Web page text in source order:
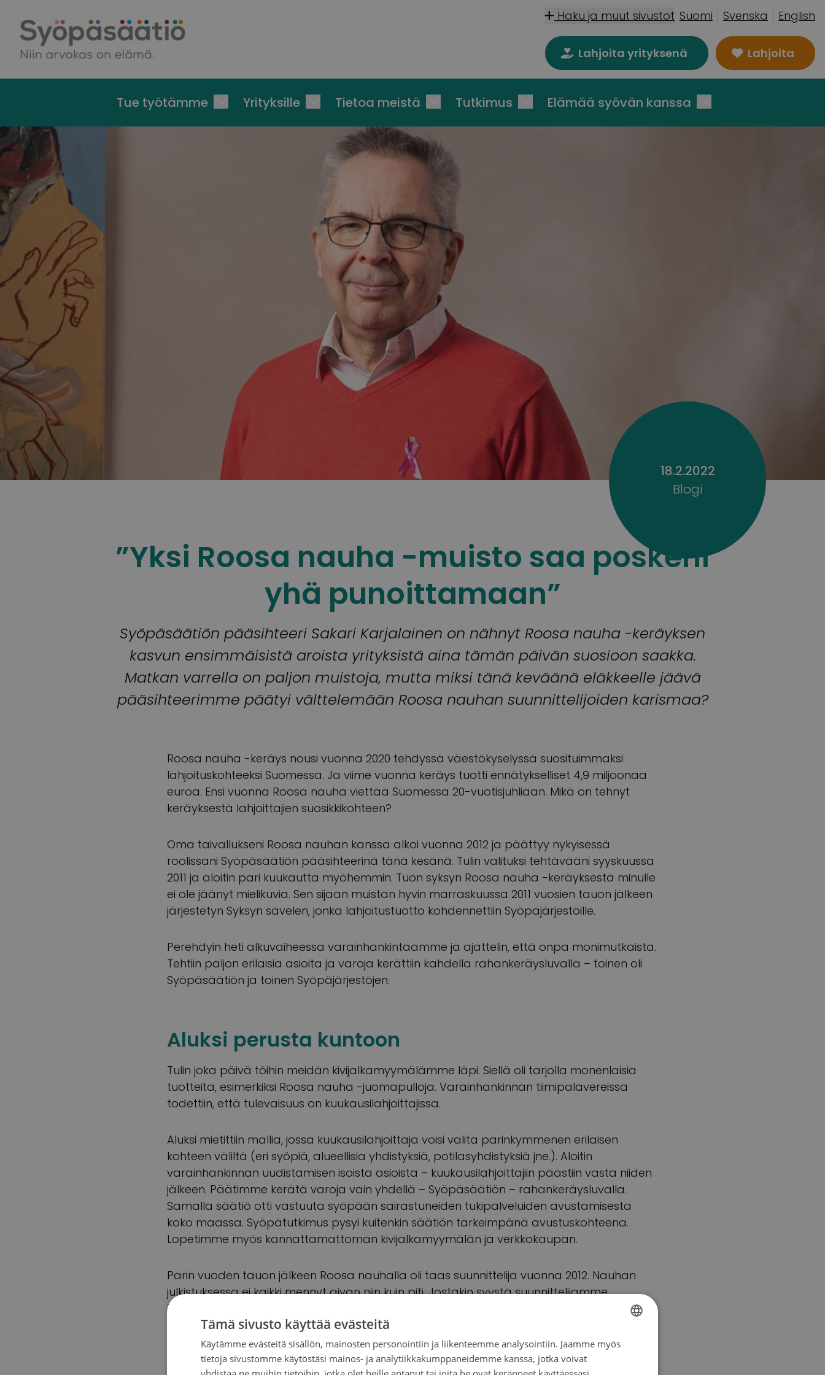
Haku ja muut sivustot Suomi Svenska English
Lahjoita yrityksenä Lahjoita
Tue työtämme Yrityksille Tietoa meistä Tutkimus Elämää syövän kanssa
18.2.2022
Blogi
”Yksi Roosa nauha -muisto saa poskeni
yhä punoittamaan”
Syöpäsäätiön pääsihteeri Sakari Karjalainen on nähnyt Roosa nauha -keräyksen
kasvun ensimmäisistä aroista yrityksistä aina tämän päivän suosioon saakka.
Matkan varrella on paljon muistoja, mutta miksi tänä keväänä eläkkeelle jäävä
pääsihteerimme päätyi välttelemään Roosa nauhan suunnittelijoiden karismaa?
Roosa nauha -keräys nousi vuonna 2020 tehdyssä väestökyselyssä suosituimmaksi
lahjoituskohteeksi Suomessa. Ja viime vuonna keräys tuotti ennätykselliset 4,9 miljoonaa
euroa. Ensi vuonna Roosa nauha viettää Suomessa 20-vuotisjuhliaan. Mikä on tehnyt
keräyksestä lahjoittajien suosikkikohteen?
Oma taivallukseni Roosa nauhan kanssa alkoi vuonna 2012 ja päättyy nykyisessä
roolissani Syöpäsäätiön pääsihteerinä tänä kesänä. Tulin valituksi tehtävääni syyskuussa
2011 ja aloitin pari kuukautta myöhemmin. Tuon syksyn Roosa nauha -keräyksestä minulle
ei ole jäänyt mielikuvia. Sen sijaan muistan hyvin marraskuussa 2011 vuosien tauon jälkeen
järjestetyn Syksyn sävelen, jonka lahjoitustuotto kohdennettiin Syöpäjärjestöille.
Perehdyin heti alkuvaiheessa varainhankintaamme ja ajattelin, että onpa monimutkaista.
Tehtiin paljon erilaisia asioita ja varoja kerättiin kahdella rahankeräysluvalla – toinen oli
Syöpäsäätiön ja toinen Syöpäjärjestöjen.
Aluksi perusta kuntoon
Tulin joka päivä töihin meidän kivijalkamyymälämme läpi. Siellä oli tarjolla monenlaisia
tuotteita, esimerkiksi Roosa nauha -juomapulloja. Varainhankinnan tiimipalavereissa
todettiin, että tulevaisuus on kuukausilahjoittajissa.
Aluksi mietittiin mallia, jossa kuukausilahjoittaja voisi valita parinkymmenen erilaisen
kohteen väliltä (eri syöpiä, alueellisia yhdistyksiä, potilasyhdistyksiä jne.). Aloitin
varainhankinnan uudistamisen isoista asioista – kuukausilahjoittajiin päästiin vasta niiden
jälkeen. Päätimme kerätä varoja vain yhdellä – Syöpäsäätiön – rahankeräysluvalla.
Samalla säätiö otti vastuuta syöpään sairastuneiden tukipalveluiden avustamisesta
koko maassa. Syöpätutkimus pysyi kuitenkin säätiön tärkeimpänä avustuskohteena.
Lopetimme myös kannattamattoman kivijalkamyymälän ja verkkokaupan.
Parin vuoden tauon jälkeen Roosa nauhalla oli taas suunnittelija vuonna 2012. Nauhan
julkistuksessa ei kaikki mennyt aivan niin kuin piti. Jostakin syystä suunnittelijamme
harmistui tilaisuuden järjestelyistä ja järjesti oman vaihtoehtoisen tilaisuutensa lähellä
sijainneessa studiossaan.
Vuosien varrella varainhankintamme on ammattimaistunut kaikilla alueilla. Roosa
FINNISH
Tämä sivusto käyttää evästeitä
Käytämme evästeitä sisällön, mainosten personointiin ja liikenteemme analysointiin. Jaamme myös
tietoja sivustomme käytöstäsi mainos- ja analytiikkakumppaneidemme kanssa, jotka voivat